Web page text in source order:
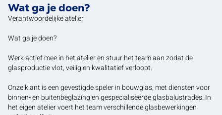
Wat ga je doen?
Verantwoordelijke atelier
Wat ga je doen?
Werk actief mee in het atelier en stuur het team aan zodat de
glasproductie vlot, veilig en kwalitatief verloopt.
Onze klant is een gevestigde speler in bouwglas, met diensten voor
binnen- en buitenbeglazing en gespecialiseerde glasbalustrades. In
het eigen atelier voert het team verschillende glasbewerkingen